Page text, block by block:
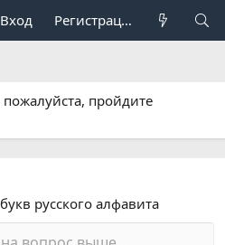
Вход Регистрация
пройдите
русского алфавита